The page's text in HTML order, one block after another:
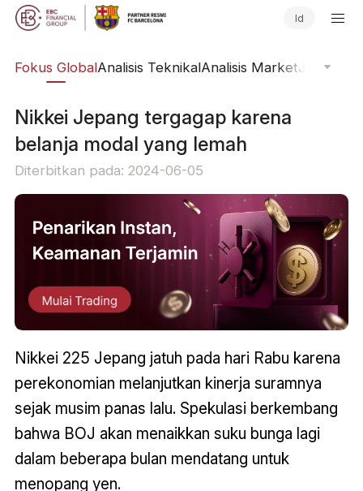
Id
Fokus GlobalAnalisis TeknikalAnalisis MarketJurnal
Nikkei Jepang tergagap karena
belanja modal yang lemah
Diterbitkan pada: 2024-06-05
Nikkei 225 Jepang jatuh pada hari Rabu karena
perekonomian melanjutkan kinerja suramnya
sejak musim panas lalu. Spekulasi berkembang
bahwa BOJ akan menaikkan suku bunga lagi
dalam beberapa bulan mendatang untuk
menopang yen.